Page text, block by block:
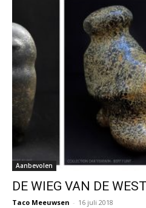
Aanbevolen
DE WIEG VAN DE
Taco Meeuwsen - 16 juli 2018